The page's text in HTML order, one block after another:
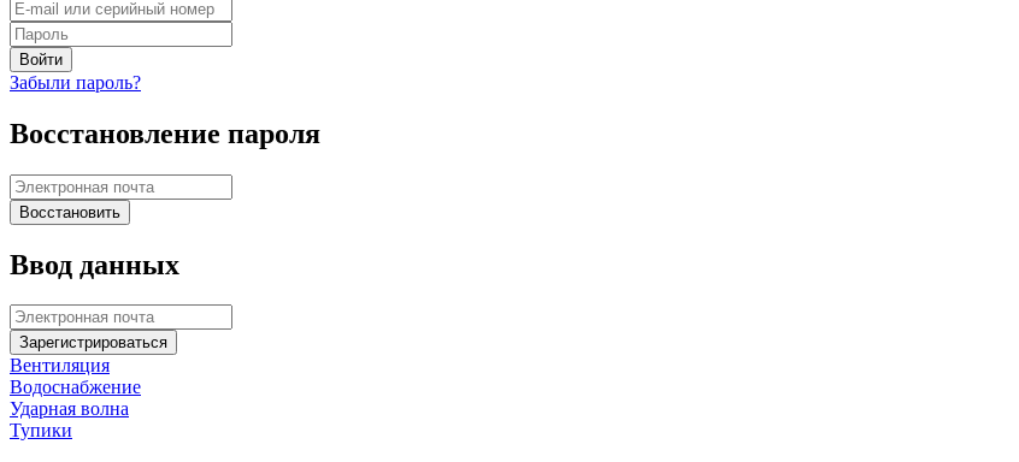
Забыли пароль?
Восстановление пароля
Ввод данных
Вентиляция
Водоснабжение
Ударная волна
Тупики